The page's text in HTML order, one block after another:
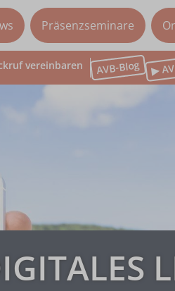
Präsenzseminare
vereinbaren AVB-Blog ▶